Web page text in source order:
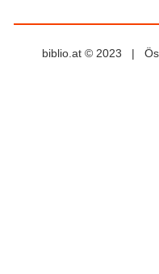
biblio.at © 2023 |